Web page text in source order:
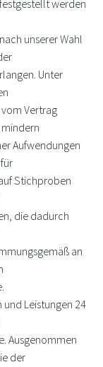
werden
unserer Wahl
Unter
Vertrag
Aufwendungen
Stichproben
die dadurch
an
Leistungen 24
Ausgenommen
der